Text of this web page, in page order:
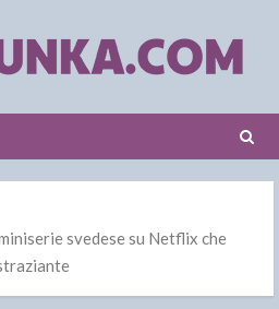
svedese su Netflix che